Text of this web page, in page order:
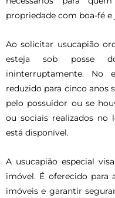
propriedade com boa-fé
Ao solicitar usucapião
esteja sob posse
ininterruptamente. No
reduzido para cinco anos
pelo possuidor ou se
ou sociais realizados no
está disponível.
A usucapião especial
imóvel. É oferecido para
imóveis e garantir